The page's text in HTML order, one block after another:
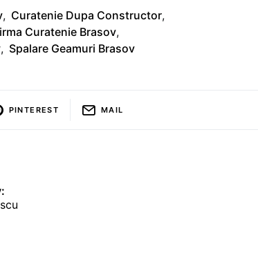
, Curatenie Dupa Constructor,
Curatenie Brasov,
, Spalare Geamuri Brasov
PINTEREST MAIL